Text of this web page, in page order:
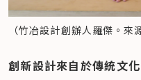
（竹冶設計創辦人羅傑。來
創新設計來自於傳統文化